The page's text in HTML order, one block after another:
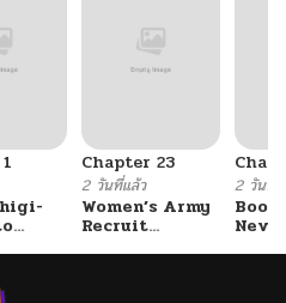
Chapter 23
2 วันที่แล้ว
Women’s Army
Recruit
2 วันที่แ